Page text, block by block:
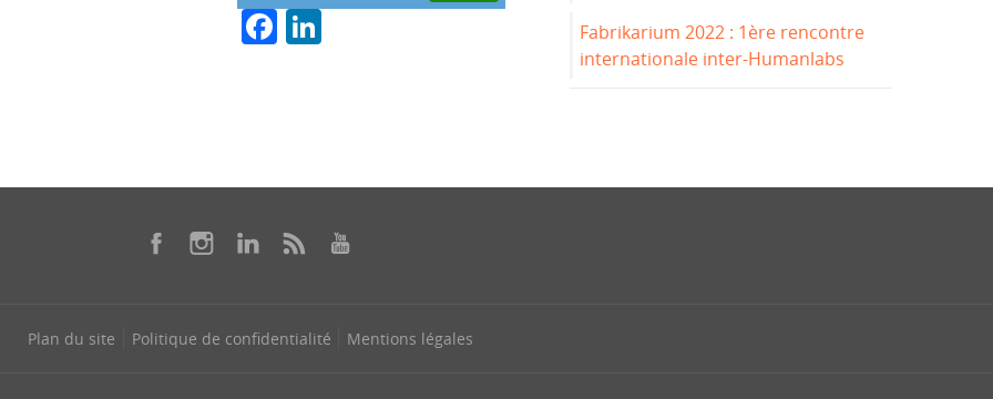
Facebook
Fabrikarium 2022 : 1ère rencontre
internationale inter-Humanlabs
Plan du site Politique de confidentialité Mentions légales